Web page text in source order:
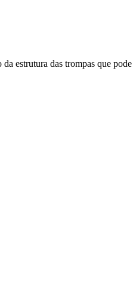
estrutura das trompas que